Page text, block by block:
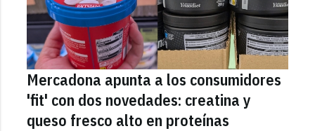
Mercadona apunta a los consumidores
'fit' con dos novedades: creatina y
queso fresco alto en proteínas